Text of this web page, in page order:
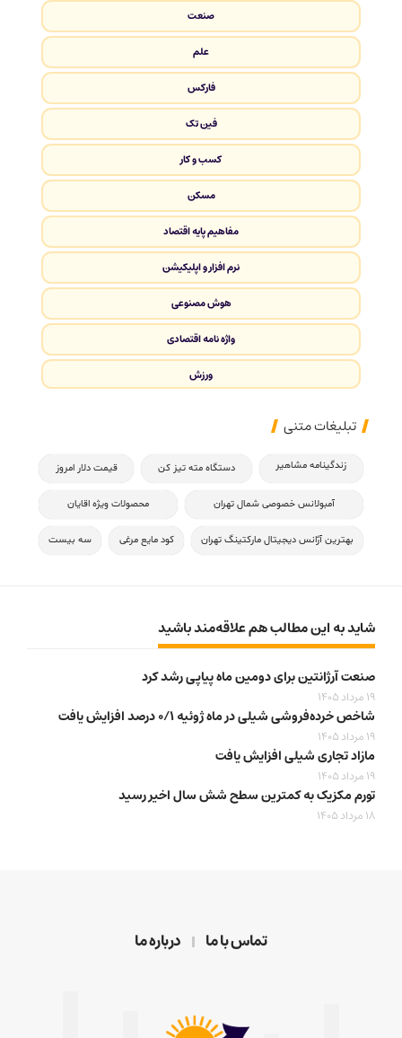
صنعت
علم
فارکس
فین تک
کسب و کار
مسکن
مفاهیم پایه اقتصاد
نرم افزار و اپلیکیشن
هوش مصنوعی
واژه نامه اقتصادی
ورزش
تبلیغات متنی
زندگینامه مشاهیر دستگاه مته تیز کن قیمت دلار امروز
آمبولانس خصوصی شمال تهران محصولات ویژه اقایان
بهترین آژانس دیجیتال مارکتینگ تهران کود مایع مرغی سه بیست
شاید به این مطالب هم علاقه‌مند باشید
صنعت آرژانتین برای دومین ماه پیاپی رشد کرد
19 مرداد 1405
شاخص خرده‌فروشی شیلی در ماه ژوئیه ۰/۱ درصد افزایش یافت
19 مرداد 1405
مازاد تجاری شیلی افزایش یافت
19 مرداد 1405
تورم مکزیک به کمترین سطح شش سال اخیر رسید
18 مرداد 1405
تماس با ما درباره ما